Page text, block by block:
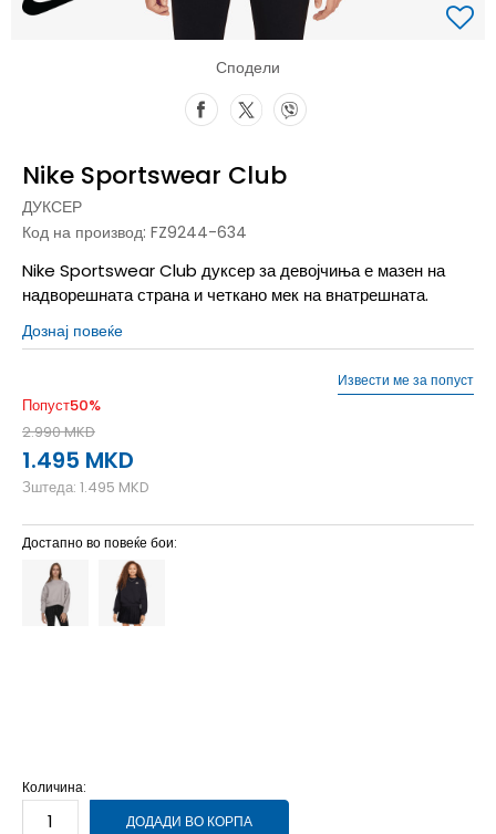
Сподели
Nike Sportswear Club
ДУКСЕР
Код на производ: FZ9244-634
Nike Sportswear Club дуксер за девојчиња е мазен на
надворешната страна и четкано мек на внатрешната.
Дознај повеќе
Попуст50%
2.990MKD
1.495 MKD
Зштеда: 1.495 MKD
Извести ме за попуст
Достапно во повеќе бои:
Количина:
ДОДАДИ ВО КОРПА